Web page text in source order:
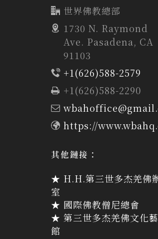
世界佛教總部
1730 N. Raymond
Ave. Pasadena, CA
91103
+1(626)588-2579
+1(626)588-2290
https://
其他鏈接：
★ H.H.第三世多杰羌佛
室
★ 國際佛教僧尼總會
★ 第三世多杰羌佛文化
館